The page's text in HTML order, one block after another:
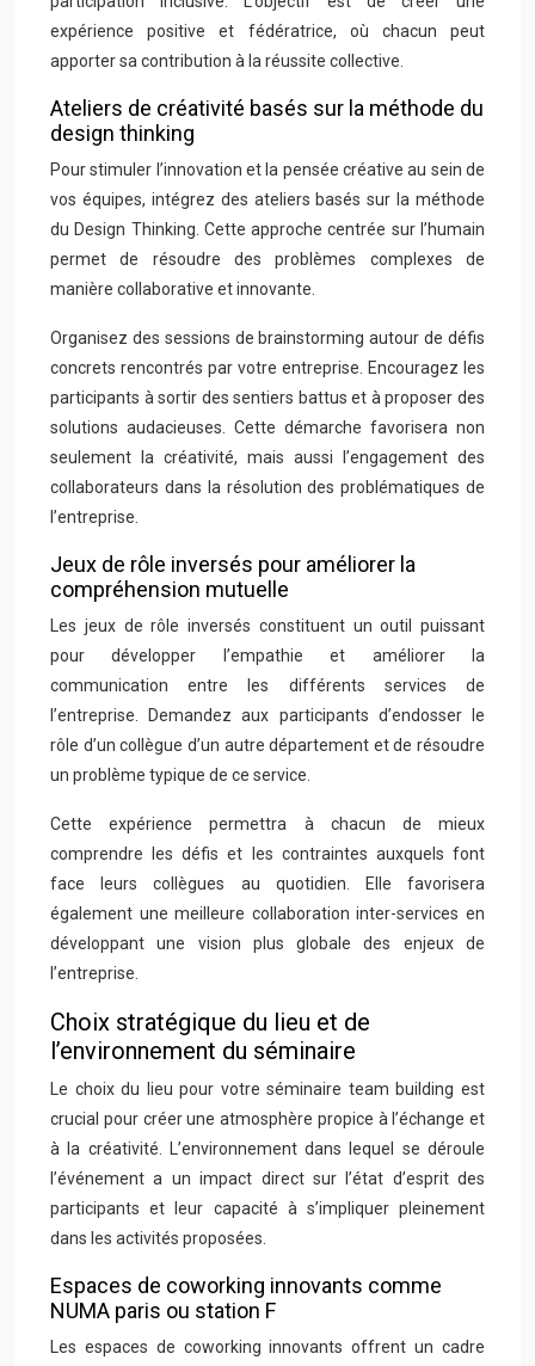
expérience positive et fédératrice, où chacun peut
apporter sa contribution à la réussite collective.
Ateliers de créativité basés sur la méthode du
design thinking
Pour stimuler l’innovation et la pensée créative au sein de
vos équipes, intégrez des ateliers basés sur la méthode
du Design Thinking. Cette approche centrée sur l’humain
permet de résoudre des problèmes complexes de
manière collaborative et innovante.
Organisez des sessions de brainstorming autour de défis
concrets rencontrés par votre entreprise. Encouragez les
participants à sortir des sentiers battus et à proposer des
solutions audacieuses. Cette démarche favorisera non
seulement la créativité, mais aussi l’engagement des
collaborateurs dans la résolution des problématiques de
l’entreprise.
Jeux de rôle inversés pour améliorer la
compréhension mutuelle
Les jeux de rôle inversés constituent un outil puissant
pour développer l’empathie et améliorer la
communication entre les différents services de
l’entreprise. Demandez aux participants d’endosser le
rôle d’un collègue d’un autre département et de résoudre
un problème typique de ce service.
Cette expérience permettra à chacun de mieux
comprendre les défis et les contraintes auxquels font
face leurs collègues au quotidien. Elle favorisera
également une meilleure collaboration inter-services en
développant une vision plus globale des enjeux de
l’entreprise.
Choix stratégique du lieu et de
l’environnement du séminaire
Le choix du lieu pour votre séminaire team building est
crucial pour créer une atmosphère propice à l’échange et
à la créativité. L’environnement dans lequel se déroule
l’événement a un impact direct sur l’état d’esprit des
participants et leur capacité à s’impliquer pleinement
dans les activités proposées.
Espaces de coworking innovants comme
NUMA paris ou station F
Les espaces de coworking innovants offrent un cadre